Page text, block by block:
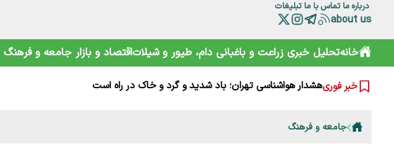
درباره ما تماس با ما تبلیغات
about us
خانهتحلیل خبری زراعت و باغبانی دام، طیور و شیلاتاقتصاد و بازار جامعه و فرهنگ
خبر فوری
ترامپ از کدام مذاکره می‌گوید؟ روایت مبهم از پشت‌پرده خلیج فارس
شارژ کالابرگ الکترونیکی مرداد آغاز شد
هوشمند سازی صنعت دام و طیور راه توسعه و پیشرفت
هشدار هواشناسی تهران؛ باد شدید و گرد و خاک در راه است
ترامپ، اسرائیلی‌ها را هم کلافه کرده است
جامعه و فرهنگ